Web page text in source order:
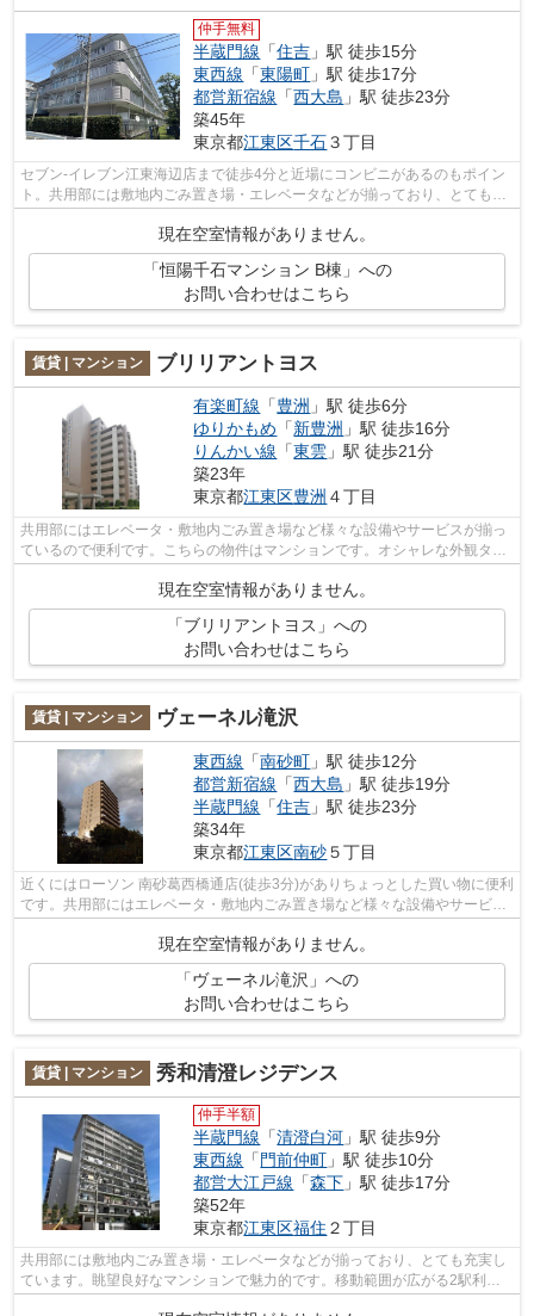
仲手無料
半蔵門線 「住吉 」駅 徒歩15分
東西線 「東陽町 」駅 徒歩17分
都営新宿線 「西大島 」駅 徒歩23分
築45年
東京都江東区千石３丁目
セブン-イレブン江東海辺店まで徒歩4分と近場にコンビニがあるのもポイン
ト。共用部には敷地内ごみ置き場・エレベータなどが揃っており、とても充
実しています。クレジットカードで初...
現在空室情報がありません。
「恒陽千石マンション B棟」への
お問い合わせはこちら
賃貸 | マンション ブリリアントヨス
有楽町線 「豊洲 」駅 徒歩6分
ゆりかもめ 「新豊洲 」駅 徒歩16分
りんかい線 「東雲 」駅 徒歩21分
築23年
東京都江東区豊洲 ４丁目
共用部にはエレベータ・敷地内ごみ置き場など様々な設備やサービスが揃っ
ているので便利です。こちらの物件はマンションです。オシャレな外観タイ
ル張りは、とてもニーズが高い物件で...
現在空室情報がありません。
「ブリリアントヨス」への
お問い合わせはこちら
賃貸 | マンション ヴェーネル滝沢
東西線 「南砂町 」駅 徒歩12分
都営新宿線 「西大島 」駅 徒歩19分
半蔵門線 「住吉 」駅 徒歩23分
築34年
東京都江東区南砂５丁目
近くにはローソン 南砂葛西橋通店(徒歩3分)がありちょっとした買い物に便利
です。共用部にはエレベータ・敷地内ごみ置き場など様々な設備やサービス
現在空室情報がありません。
「ヴェーネル滝沢」への
お問い合わせはこちら
賃貸 | マンション 秀和清澄レジデンス
仲手半額
半蔵門線 「清澄白河 」駅 徒歩9分
東西線 「 門前仲町 」駅 徒歩10分
都営大江戸線 「森下 」駅 徒歩17分
築52年
東京都江東区福住 ２丁目
共用部には敷地内ごみ置き場・エレベータなどが揃っており、とても充実し
ています。眺望良好なマンションで魅力的です。移動範囲が広がる2駅利用